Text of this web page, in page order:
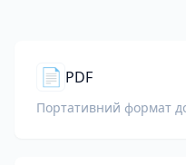
📄 PDF
Портативний формат